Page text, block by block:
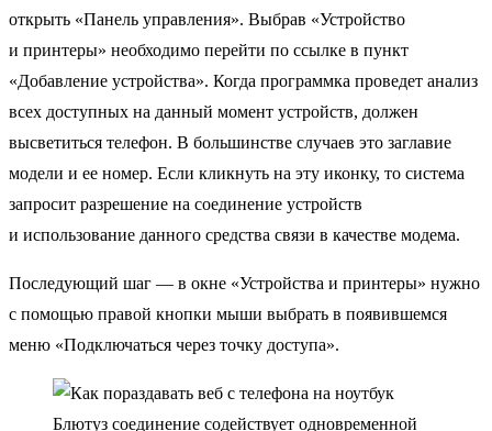
открыть «Панель управления». Выбрав «Устройство
и принтеры» необходимо перейти по ссылке в пункт
«Добавление устройства». Когда программка проведет анализ
всех доступных на данный момент устройств, должен
высветиться телефон. В большинстве случаев это заглавие
модели и ее номер. Если кликнуть на эту иконку, то система
запросит разрешение на соединение устройств
и использование данного средства связи в качестве модема.
Последующий шаг — в окне «Устройства и принтеры» нужно
с помощью правой кнопки мыши выбрать в появившемся
меню «Подключаться через точку доступа».
Блютуз соединение содействует одновременной